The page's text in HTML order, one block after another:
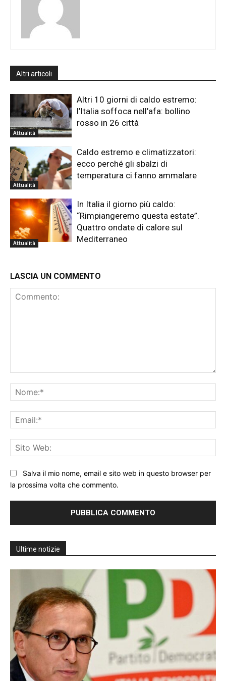
Altri articoli
Attualità
Altri 10 giorni di caldo estremo:
l’Italia soffoca nell’afa: bollino
rosso in 26 città
Attualità
Caldo estremo e climatizzatori:
ecco perché gli sbalzi di
temperatura ci fanno ammalare
Attualità
In Italia il giorno più caldo:
“Rimpiangeremo questa estate”.
Quattro ondate di calore sul
Mediterraneo
LASCIA UN COMMENTO
Salva il mio nome, email e sito web in questo browser per
la prossima volta che commento.
Ultime notizie